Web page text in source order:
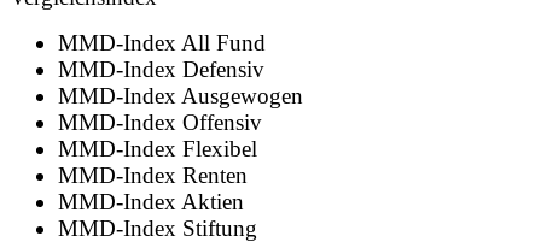
MMD-Index All Fund
MMD-Index Defensiv
MMD-Index Ausgewogen
MMD-Index Offensiv
MMD-Index Flexibel
MMD-Index Renten
MMD-Index Aktien
MMD-Index Stiftung